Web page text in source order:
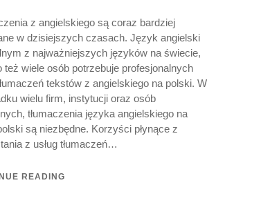
z angielskiego są coraz bardziej
w dzisiejszych czasach. Język angielski
z najważniejszych języków na świecie,
też wiele osób potrzebuje profesjonalnych
tekstów z angielskiego na polski. W
wielu firm, instytucji oraz osób
tłumaczenia języka angielskiego na
są niezbędne. Korzyści płynące z
z usług tłumaczeń…
READING